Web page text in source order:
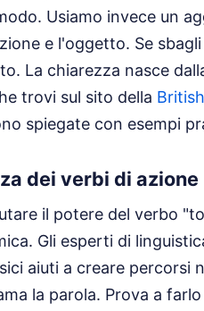
Usiamo invece un
e l'oggetto. Se
La chiarezza nasce
trovi sul sito della
spiegate con esempi
dei verbi di azione
il potere del verbo
Gli esperti di
aiuti a creare percorsi
la parola. Prova a